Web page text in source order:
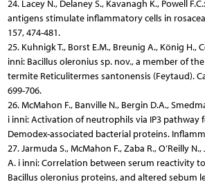
24. Lacey N., Delaney S., Kavanagh K., Powell
antigens stimulate inflammatory cells in
157, 474-481.
25. Kuhnigk T., Borst E.M., Breunig A., König H.,
inni: Bacillus oleronius sp. nov., a member of
termite Reticulitermes santonensis (Feytaud).
699-706.
26. McMahon F., Banville N., Bergin D.A.,
i inni: Activation of neutrophils via IP3 pathway
Demodex-associated bacterial proteins.
27. Jarmuda S., McMahon F., Zaba R., O’Reilly
A. i inni: Correlation between serum reactivity
Bacillus oleronius proteins, and altered sebum